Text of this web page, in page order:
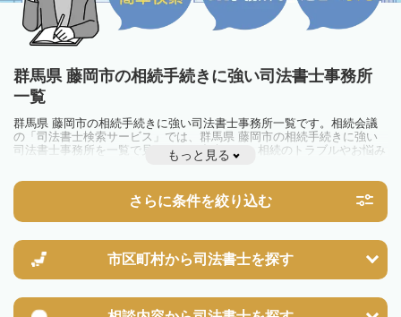
群馬県 藤岡市の相続手続きに強い司法書士事務所
一覧
群馬県 藤岡市の相続手続きに強い司法書士事務所一覧です。相続会議
の「司法書士検索サービス」では、群馬県 藤岡市の相続手続きに強い
司法書士事務所を一覧で見ることが出来ます。相続のトラブルやお悩み
を抱えている方は一度近隣の司法書士に相談してみましょう。
もっと見る
さらに条件を絞り込む
市区町村から司法書士を探す